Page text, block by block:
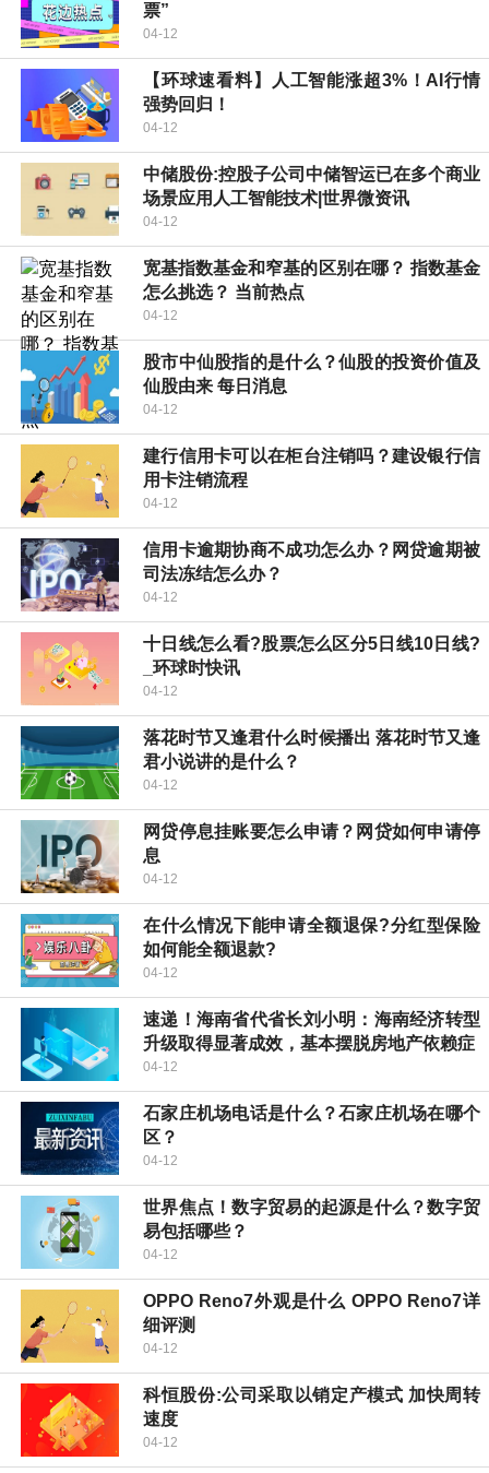
票”
04-12
【环球速看料】人工智能涨超3%！AI行情
强势回归！
04-12
中储股份:控股子公司中储智运已在多个商业
场景应用人工智能技术|世界微资讯
04-12
宽基指数基金和窄基的区别在哪？ 指数基金
怎么挑选？ 当前热点
04-12
股市中仙股指的是什么？仙股的投资价值及
仙股由来 每日消息
04-12
建行信用卡可以在柜台注销吗？建设银行信
用卡注销流程
04-12
信用卡逾期协商不成功怎么办？网贷逾期被
司法冻结怎么办？
04-12
十日线怎么看?股票怎么区分5日线10日线?
_环球时快讯
04-12
落花时节又逢君什么时候播出 落花时节又逢
君小说讲的是什么？
04-12
网贷停息挂账要怎么申请？网贷如何申请停
息
04-12
在什么情况下能申请全额退保?分红型保险
如何能全额退款?
04-12
速递！海南省代省长刘小明：海南经济转型
升级取得显著成效，基本摆脱房地产依赖症
04-12
石家庄机场电话是什么？石家庄机场在哪个
区？
04-12
世界焦点！数字贸易的起源是什么？数字贸
易包括哪些？
04-12
OPPO Reno7外观是什么 OPPO Reno7详
细评测
04-12
科恒股份:公司采取以销定产模式 加快周转
速度
04-12